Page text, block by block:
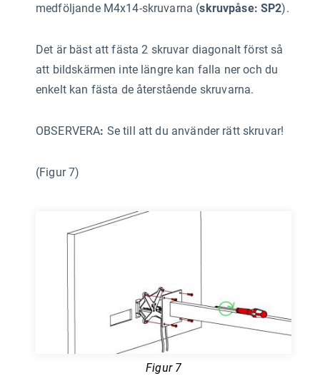
medföljande M4x14-skruvarna (skruvpåse: SP2).
Det är bäst att fästa 2 skruvar diagonalt först så
att bildskärmen inte längre kan falla ner och du
enkelt kan fästa de återstående skruvarna.
OBSERVERA: Se till att du använder rätt skruvar!
(Figur 7)
Figur 7